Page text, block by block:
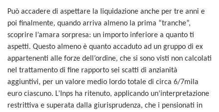
Può accadere di aspettare la liquidazione anche per tre anni e
poi finalmente, quando arriva almeno la prima “tranche”,
scoprire l’amara sorpresa: un importo inferiore a quanto ti
aspetti. Questo almeno è quanto accaduto ad un gruppo di ex
appartenenti alle forze dell’ordine, che si sono visti non calcolati
nel trattamento di fine rapporto sei scatti di anzianità
aggiuntivi, per un valore medio lordo totale di circa 6/7mila
euro ciascuno. L’Inps ha ritenuto, applicando un’interpretazione
restrittiva e superata dalla giurisprudenza, che i pensionati in